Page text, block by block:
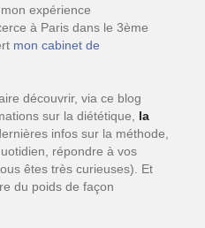
expérience
à Paris dans le 3ème
mon cabinet de
découvrir, via ce blog
sur la diététique, la
infos sur la méthode,
répondre à vos
êtes très curieuses). Et
du poids de façon